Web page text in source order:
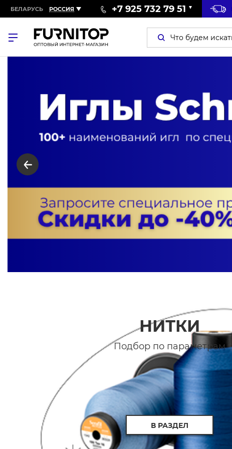
БЕЛАРУСЬ РОССИЯ +7 925 732 79 51
НИТКИ
Подбор по параметрам
В РАЗДЕЛ